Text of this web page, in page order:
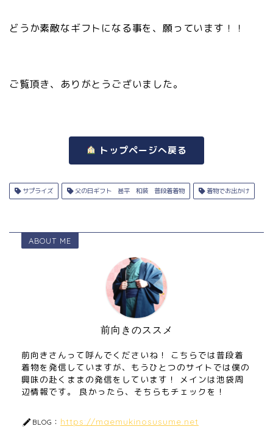
どうか素敵なギフトになる事を、願っています！！
ご覧頂き、ありがとうございました。
トップページへ戻る
サプライズ 父の日ギフト 甚平 和装 普段着着物 着物でお出かけ
ABOUT ME
前向きのススメ
前向きさんって呼んでくださいね！ こちらでは普段着
着物を発信していますが、もうひとつのサイトでは僕の
興味の赴くままの発信をしています！ メインは池袋周
辺情報です。 良かったら、そちらもチェックを！
BLOG： https://maemukinosusume.net